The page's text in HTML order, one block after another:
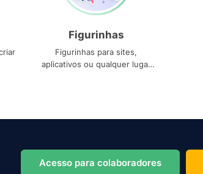
Figurinhas
Figurinhas para sites,
aplicativos ou qualquer lugar
Acesso para colaboradores